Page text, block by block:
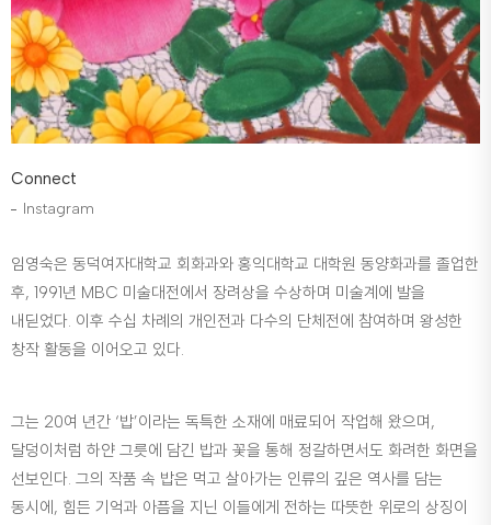
Connect
Instagram
임영숙은 동덕여자대학교 회화과와 홍익대학교 대학원 동양화과를 졸업한
후, 1991년 MBC 미술대전에서 장려상을 수상하며 미술계에 발을
내딛었다. 이후 수십 차례의 개인전과 다수의 단체전에 참여하며 왕성한
창작 활동을 이어오고 있다.
그는 20여 년간 ‘밥’이라는 독특한 소재에 매료되어 작업해 왔으며,
달덩이처럼 하얀 그릇에 담긴 밥과 꽃을 통해 정갈하면서도 화려한 화면을
선보인다. 그의 작품 속 밥은 먹고 살아가는 인류의 깊은 역사를 담는
동시에, 힘든 기억과 아픔을 지닌 이들에게 전하는 따뜻한 위로의 상징이